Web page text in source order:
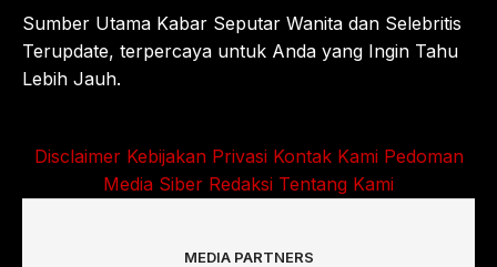
Sumber Utama Kabar Seputar Wanita dan Selebritis
Terupdate, terpercaya untuk Anda yang Ingin Tahu
Lebih Jauh.
Disclaimer Kebijakan Privasi Kontak Kami Pedoman
Media Siber Redaksi Tentang Kami
MEDIA PARTNERS